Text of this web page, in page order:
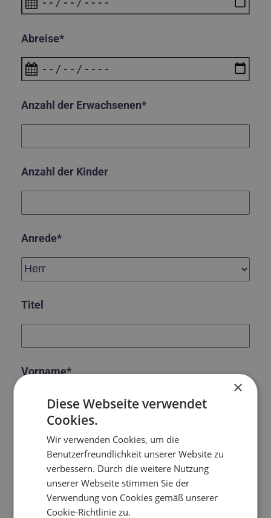
Abreise*
Anzahl der Erwachsenen*
Anzahl der Kinder
Anrede*
Titel
Vorname*
Nachname*
Land*
×
Diese Webseite verwendet
Cookies.
Wir verwenden Cookies, um die
Benutzerfreundlichkeit unserer Website zu
verbessern. Durch die weitere Nutzung
unserer Webseite stimmen Sie der
Verwendung von Cookies gemäß unserer
Cookie-Richtlinie zu.